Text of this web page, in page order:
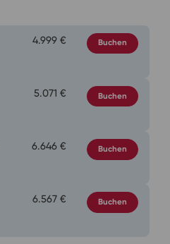
4.999 € Buchen
5.071 € Buchen
6.646 € Buchen
6.567 € Buchen